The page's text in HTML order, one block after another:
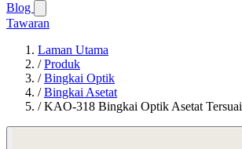
Blog
Tawaran
Laman Utama
/Produk
/Bingkai Optik
/Bingkai Asetat
/KAO-318 Bingkai Optik Asetat Tersuai